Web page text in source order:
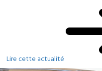
Lire cette actualité